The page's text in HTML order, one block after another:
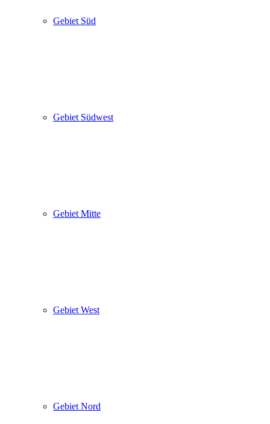
Gebiet Süd
Gebiet Südwest
Gebiet Mitte
Gebiet West
Gebiet Nord